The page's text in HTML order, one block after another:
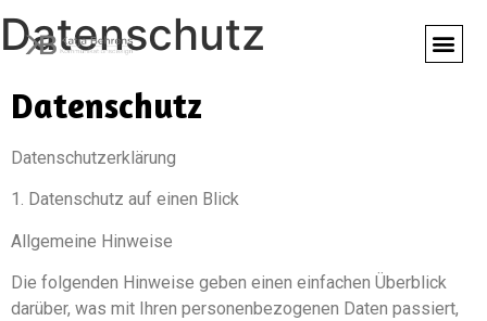
Datenschutz
Datenschutz
Datenschutzerklärung
1. Datenschutz auf einen Blick
Allgemeine Hinweise
Die folgenden Hinweise geben einen einfachen Überblick
darüber, was mit Ihren personenbezogenen Daten passiert,